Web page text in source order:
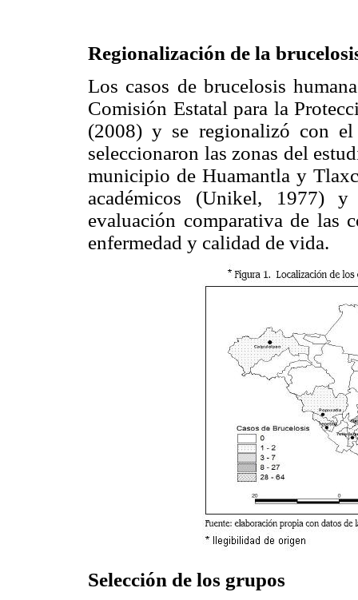
Regionalización de la
Los casos de brucelosis
Comisión Estatal para la
(2008) y se regionalizó con
seleccionaron las zonas del
municipio de Huamantla y
académicos (Unikel, 1977)
evaluación comparativa de las
enfermedad y calidad de vida.
Selección de los grupos